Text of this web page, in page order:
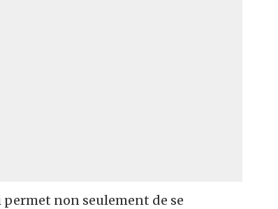
non seulement de se